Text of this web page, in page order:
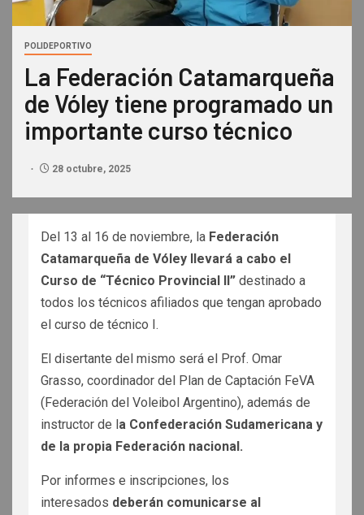
POLIDEPORTIVO
La Federación Catamarqueña
de Vóley tiene programado un
importante curso técnico
28 octubre, 2025
Del 13 al 16 de noviembre, la Federación
Catamarqueña de Vóley llevará a cabo el
Curso de “Técnico Provincial II” destinado a
todos los técnicos afiliados que tengan aprobado
el curso de técnico I.
El disertante del mismo será el Prof. Omar
Grasso, coordinador del Plan de Captación FeVA
(Federación del Voleibol Argentino), además de
instructor de la Confederación Sudamericana y
de la propia Federación nacional.
Por informes e inscripciones, los
interesados deberán comunicarse al